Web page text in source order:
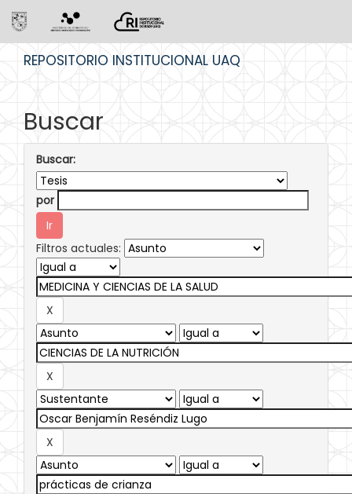
REPOSITORIO INSTITUCIONAL UAQ
Buscar
Buscar:
por
Filtros actuales: